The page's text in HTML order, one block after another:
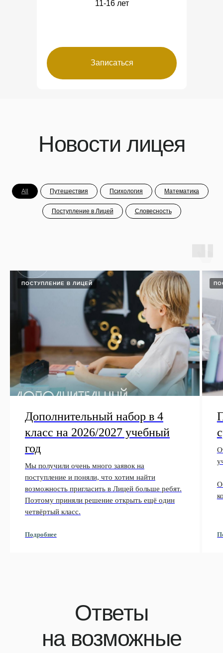
11-16 лет
Записаться
All Путешествия Психология Математика
Поступление в Лицей Словесность
ПОСТУПЛЕНИЕ В ЛИЦЕЙ
Дополнительный набор в 4
класс на 2026/2027 учебный
год
Мы получили очень много заявок на
поступление и поняли, что хотим найти
возможность пригласить в Лицей больше ребят.
Поэтому приняли решение открыть ещё один
четвёртый класс.
Подробнее
Москва, ул. Большая Черёмушкинская, д.
Сведения об образовательной
организации:
АНОО «Лицей им. С.Н. Нюберг»
Лицензия 042094 от 26.04.2022
Команда педагогов